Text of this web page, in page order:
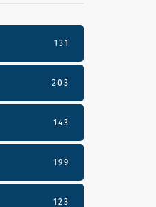
131
203
143
199
123